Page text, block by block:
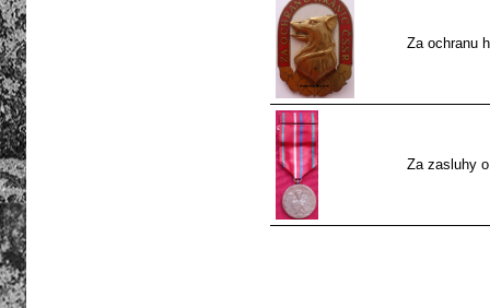
Za ochranu
Za zasluhy